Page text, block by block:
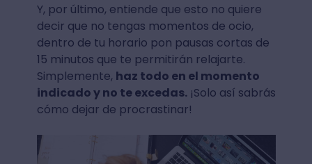
Y, por último, entiende que esto no quiere
decir que no tengas momentos de ocio,
dentro de tu horario pon pausas cortas de
15 minutos que te permitirán relajarte.
Simplemente, haz todo en el momento
indicado y no te excedas.¡Solo así sabrás
cómo dejar de procrastinar!